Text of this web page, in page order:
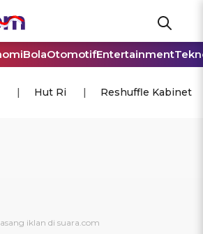
BolaOtomotifEntertainment
Hut Ri Reshuffle Kabinet